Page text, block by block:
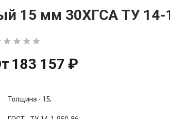
15 мм 30ХГСА ТУ 14-
183 157 ₽
Толщина - 15;